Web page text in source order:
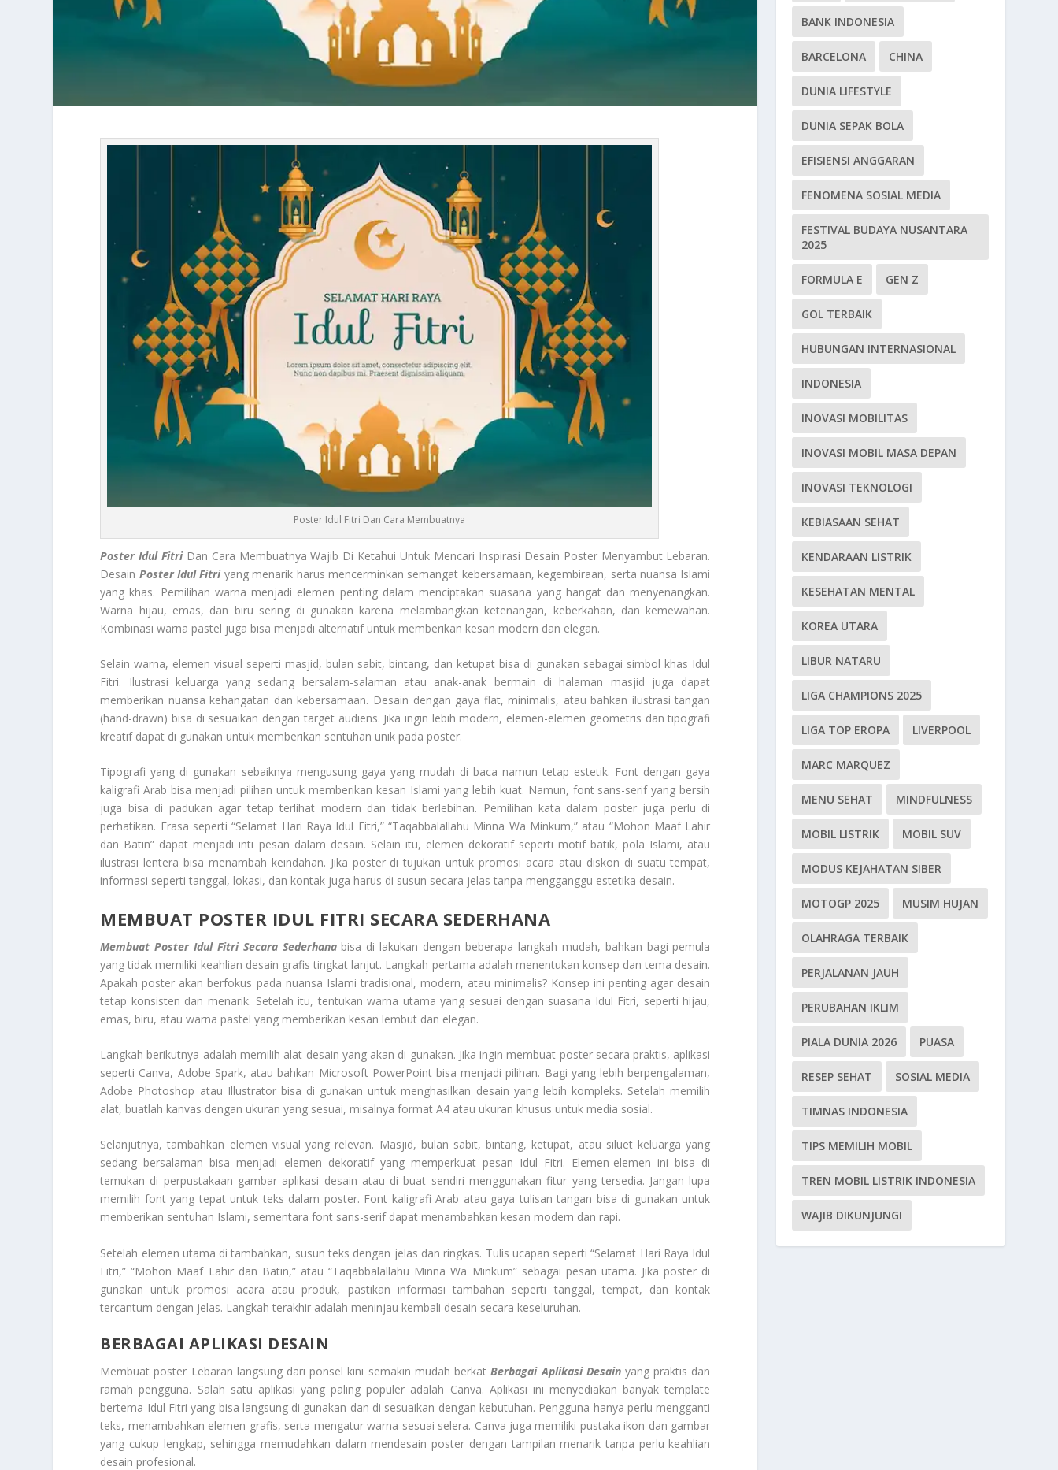
Poster Idul Fitri Dan Cara Membuatnya
Poster Idul FitriDan Cara Membuatnya Wajib Di Ketahui Untuk Mencari Inspirasi Desain Poster Menyambut Lebaran.
Desain Poster Idul Fitriyang menarik harus mencerminkan semangat kebersamaan, kegembiraan, serta nuansa Islami
yang khas. Pemilihan warna menjadi elemen penting dalam menciptakan suasana yang hangat dan menyenangkan.
Warna hijau, emas, dan biru sering di gunakan karena melambangkan ketenangan, keberkahan, dan kemewahan.
Kombinasi warna pastel juga bisa menjadi alternatif untuk memberikan kesan modern dan elegan.
Selain warna, elemen visual seperti masjid, bulan sabit, bintang, dan ketupat bisa di gunakan sebagai simbol khas Idul
Fitri. Ilustrasi keluarga yang sedang bersalam-salaman atau anak-anak bermain di halaman masjid juga dapat
memberikan nuansa kehangatan dan kebersamaan. Desain dengan gaya flat, minimalis, atau bahkan ilustrasi tangan
(hand-drawn) bisa di sesuaikan dengan target audiens. Jika ingin lebih modern, elemen-elemen geometris dan tipografi
kreatif dapat di gunakan untuk memberikan sentuhan unik pada poster.
Tipografi yang di gunakan sebaiknya mengusung gaya yang mudah di baca namun tetap estetik. Font dengan gaya
kaligrafi Arab bisa menjadi pilihan untuk memberikan kesan Islami yang lebih kuat. Namun, font sans-serif yang bersih
juga bisa di padukan agar tetap terlihat modern dan tidak berlebihan. Pemilihan kata dalam poster juga perlu di
perhatikan. Frasa seperti “Selamat Hari Raya Idul Fitri,” “Taqabbalallahu Minna Wa Minkum,” atau “Mohon Maaf Lahir
dan Batin” dapat menjadi inti pesan dalam desain. Selain itu, elemen dekoratif seperti motif batik, pola Islami, atau
ilustrasi lentera bisa menambah keindahan. Jika poster di tujukan untuk promosi acara atau diskon di suatu tempat,
informasi seperti tanggal, lokasi, dan kontak juga harus di susun secara jelas tanpa mengganggu estetika desain.
MEMBUAT POSTER IDUL FITRI SECARA SEDERHANA
Membuat Poster Idul Fitri Secara Sederhanabisa di lakukan dengan beberapa langkah mudah, bahkan bagi pemula
yang tidak memiliki keahlian desain grafis tingkat lanjut. Langkah pertama adalah menentukan konsep dan tema desain.
Apakah poster akan berfokus pada nuansa Islami tradisional, modern, atau minimalis? Konsep ini penting agar desain
tetap konsisten dan menarik. Setelah itu, tentukan warna utama yang sesuai dengan suasana Idul Fitri, seperti hijau,
emas, biru, atau warna pastel yang memberikan kesan lembut dan elegan.
Langkah berikutnya adalah memilih alat desain yang akan di gunakan. Jika ingin membuat poster secara praktis, aplikasi
seperti Canva, Adobe Spark, atau bahkan Microsoft PowerPoint bisa menjadi pilihan. Bagi yang lebih berpengalaman,
Adobe Photoshop atau Illustrator bisa di gunakan untuk menghasilkan desain yang lebih kompleks. Setelah memilih
alat, buatlah kanvas dengan ukuran yang sesuai, misalnya format A4 atau ukuran khusus untuk media sosial.
Selanjutnya, tambahkan elemen visual yang relevan. Masjid, bulan sabit, bintang, ketupat, atau siluet keluarga yang
sedang bersalaman bisa menjadi elemen dekoratif yang memperkuat pesan Idul Fitri. Elemen-elemen ini bisa di
temukan di perpustakaan gambar aplikasi desain atau di buat sendiri menggunakan fitur yang tersedia. Jangan lupa
memilih font yang tepat untuk teks dalam poster. Font kaligrafi Arab atau gaya tulisan tangan bisa di gunakan untuk
memberikan sentuhan Islami, sementara font sans-serif dapat menambahkan kesan modern dan rapi.
Setelah elemen utama di tambahkan, susun teks dengan jelas dan ringkas. Tulis ucapan seperti “Selamat Hari Raya Idul
Fitri,” “Mohon Maaf Lahir dan Batin,” atau “Taqabbalallahu Minna Wa Minkum” sebagai pesan utama. Jika poster di
gunakan untuk promosi acara atau produk, pastikan informasi tambahan seperti tanggal, tempat, dan kontak
tercantum dengan jelas. Langkah terakhir adalah meninjau kembali desain secara keseluruhan.
BERBAGAI APLIKASI DESAIN
Membuat poster Lebaran langsung dari ponsel kini semakin mudah berkatBerbagai Aplikasi Desainyang praktis dan
ramah pengguna. Salah satu aplikasi yang paling populer adalah Canva. Aplikasi ini menyediakan banyak template
bertema Idul Fitri yang bisa langsung di gunakan dan di sesuaikan dengan kebutuhan. Pengguna hanya perlu mengganti
teks, menambahkan elemen grafis, serta mengatur warna sesuai selera. Canva juga memiliki pustaka ikon dan gambar
yang cukup lengkap, sehingga memudahkan dalam mendesain poster dengan tampilan menarik tanpa perlu keahlian
desain profesional.
BANK INDONESIA
BARCELONA CHINA
DUNIA LIFESTYLE
DUNIA SEPAK BOLA
EFISIENSI ANGGARAN
FENOMENA SOSIAL MEDIA
FESTIVAL BUDAYA NUSANTARA
2025
FORMULA E GEN Z
GOL TERBAIK
HUBUNGAN INTERNASIONAL
INDONESIA
INOVASI MOBILITAS
INOVASI MOBIL MASA DEPAN
INOVASI TEKNOLOGI
KEBIASAAN SEHAT
KENDARAAN LISTRIK
KESEHATAN MENTAL
KOREA UTARA
LIBUR NATARU
LIGA CHAMPIONS 2025
LIGA TOP EROPA LIVERPOOL
MARC MARQUEZ
MENU SEHAT MINDFULNESS
MOBIL LISTRIK MOBIL SUV
MODUS KEJAHATAN SIBER
MOTOGP 2025 MUSIM HUJAN
OLAHRAGA TERBAIK
PERJALANAN JAUH
PERUBAHAN IKLIM
PIALA DUNIA 2026 PUASA
RESEP SEHAT SOSIAL MEDIA
TIMNAS INDONESIA
TIPS MEMILIH MOBIL
TREN MOBIL LISTRIK INDONESIA
WAJIB DIKUNJUNGI